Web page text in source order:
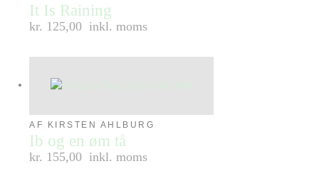
It Is Raining
kr. 125,00 inkl. moms
AF KIRSTEN AHLBURG
Ib og en øm tå
kr. 155,00 inkl. moms